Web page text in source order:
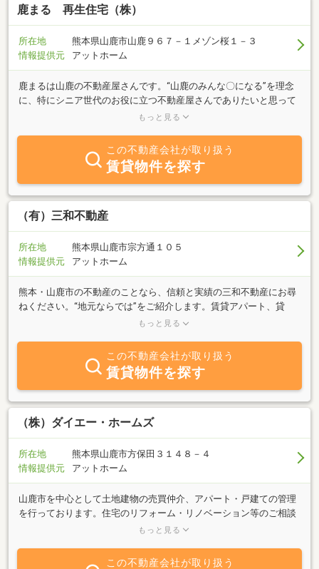
住まい探しのお手伝いをさせて頂きます。ご質問や希望物件のリク
合わせフォーム、または、直接お電話で、お気軽にお問い合わせ下
さいませ。
鹿まる 再生住宅（株）
所在地
熊本県山鹿市山鹿９６７－１メゾン桜１－３
情報提供元
アットホーム
鹿まるは山鹿の不動産屋さんです。“山鹿のみんな〇になる”を理念
に、特にシニア世代のお役に立つ不動産屋さんでありたいと思って
います。土地や建物を売りたい、貸したい、買いたい、借りたい。
代々の！家財道具が！どうしたらいいの？誰に相談すればいいの？
土地や建物の悩みは複雑ですね。鹿まるは山鹿の土地建物に関する
事ならなんでもご相談にのります。相談はいつでも無料です。まず
はご相談されてみませんか？0968-36-9199です。
もっと見る
この不動産会社が取り扱う
賃貸物件を探す
（有）三和不動産
所在地
熊本県山鹿市宗方通１０５
情報提供元
アットホーム
熊本・山鹿市の不動産のことなら、信頼と実績の三和不動産にお尋
ねください。“地元ならでは”をご紹介します。賃貸アパート、貸
家、テナント、売土地、売物件、その他空き家のご相談等も承りま
もっと見る
この不動産会社が取り扱う
賃貸物件を探す
（株）ダイエー・ホームズ
所在地
熊本県山鹿市方保田３１４８－４
情報提供元
アットホーム
山鹿市を中心として土地建物の売買仲介、アパート・戸建ての管理
を行っております。住宅のリフォーム・リノベーション等のご相談
も受け付けております。山鹿市に限らず、近郊から熊本県内の物件
もっと見る
この不動産会社が取り扱う